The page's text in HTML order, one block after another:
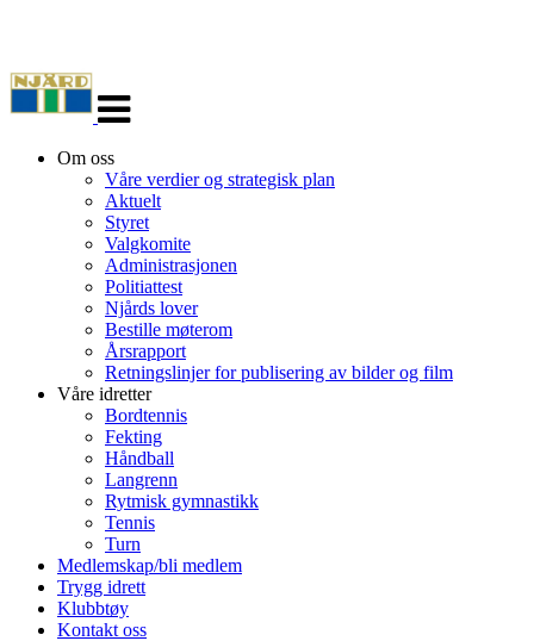
navigasjon
Om oss
Våre verdier og strategisk plan
Aktuelt
Styret
Valgkomite
Administrasjonen
Politiattest
Njårds lover
Bestille møterom
Årsrapport
Retningslinjer for publisering av bilder og film
Våre idretter
Bordtennis
Fekting
Håndball
Langrenn
Rytmisk gymnastikk
Tennis
Turn
Medlemskap/bli medlem
Trygg idrett
Klubbtøy
Kontakt oss